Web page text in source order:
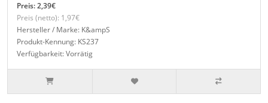
Preis: 2,39€
Preis (netto): 1,97€
Hersteller / Marke: K&ampS
Produkt-Kennung: KS237
Verfügbarkeit: Vorrätig